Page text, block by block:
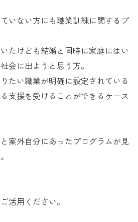
いない方にも職業訓練に関するプ
たけども結婚と同時に家庭にはい
会に出ようと思う方。
たい職業が明確に設定されている
支援を受けることができるケース
案外自分にあったプログラムが見
活用ください。